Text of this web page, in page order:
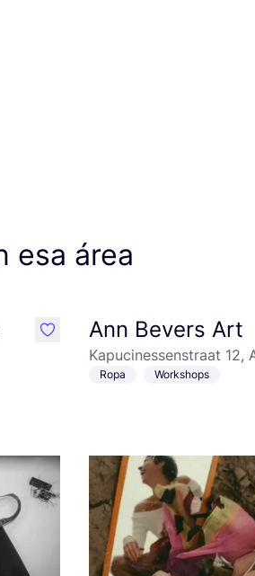
esa área
like Ann Bevers Art
Kapucinessenstraat 12,
Ropa Workshops